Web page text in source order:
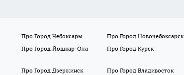
Про Город Чебоксары Про Город Новочебоксарск
Про Город Йошкар-Ола
Про Город Курск
Про Город Дзержинск
Про Город Владивосток